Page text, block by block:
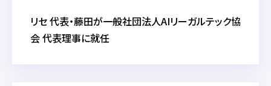
リセ 代表・藤田が一般社団法人AIリーガルテック協
会 代表理事に就任